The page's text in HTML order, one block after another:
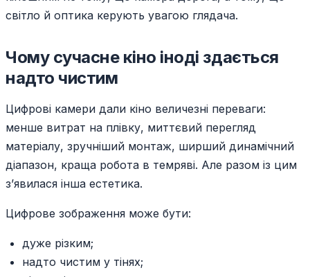
світло й оптика керують увагою глядача.
Чому сучасне кіно іноді здається
надто чистим
Цифрові камери дали кіно величезні переваги:
менше витрат на плівку, миттєвий перегляд
матеріалу, зручніший монтаж, ширший динамічний
діапазон, краща робота в темряві. Але разом із цим
з’явилася інша естетика.
Цифрове зображення може бути:
дуже різким;
надто чистим у тінях;